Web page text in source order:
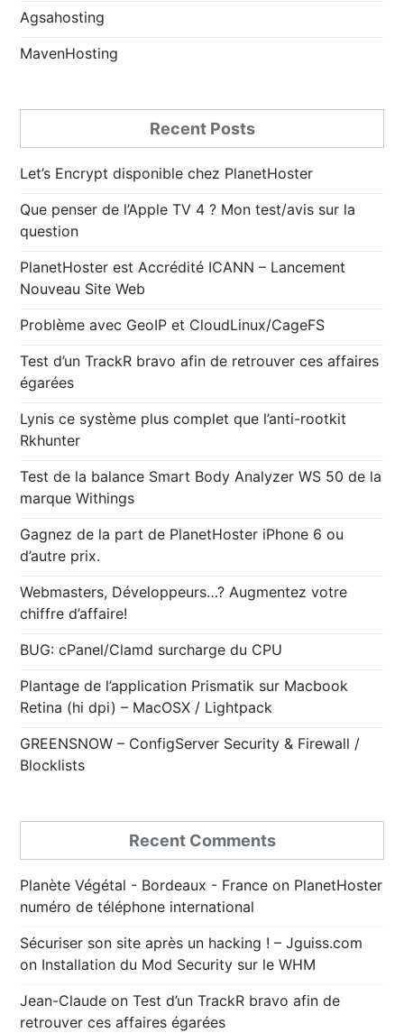
Agsahosting
MavenHosting
Recent Posts
Let’s Encrypt disponible chez PlanetHoster
Que penser de l’Apple TV 4 ? Mon test/avis sur la
question
PlanetHoster est Accrédité ICANN – Lancement
Nouveau Site Web
Problème avec GeoIP et CloudLinux/CageFS
Test d’un TrackR bravo afin de retrouver ces affaires
égarées
Lynis ce système plus complet que l’anti-rootkit
Rkhunter
Test de la balance Smart Body Analyzer WS 50 de la
marque Withings
Gagnez de la part de PlanetHoster iPhone 6 ou
d’autre prix.
Webmasters, Développeurs…? Augmentez votre
chiffre d’affaire!
BUG: cPanel/Clamd surcharge du CPU
Plantage de l’application Prismatik sur Macbook
Retina (hi dpi) – MacOSX / Lightpack
GREENSNOW – ConfigServer Security & Firewall /
Blocklists
Recent Comments
Planète Végétal - Bordeaux - France on PlanetHoster
numéro de téléphone international
Sécuriser son site après un hacking ! – Jguiss.com
on Installation du Mod Security sur le WHM
Jean-Claude onTest d’un TrackR bravo afin de
retrouver ces affaires égarées